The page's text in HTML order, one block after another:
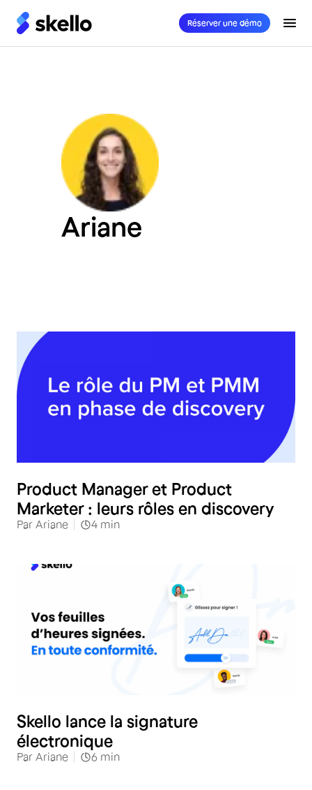
Réserver une démo
Ariane
Product Manager et Product
Marketer : leurs rôles en discovery
Par Ariane 4 min
Skello lance la signature
électronique
Par Ariane 6 min